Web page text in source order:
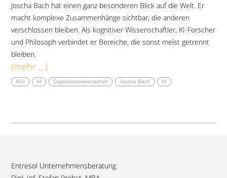
Joscha Bach hat einen ganz besonderen Blick auf die Welt. Er
macht komplexe Zusammenhänge sichtbar, die anderen
verschlossen bleiben. Als kognitiver Wissenschaftler, KI-Forscher
und Philosoph verbindet er Bereiche, die sonst meist getrennt
bleiben.
(mehr …)
AGI AI Cognitionswissenschaft Joscha Bach KI
Entresol Unternehmensberatung